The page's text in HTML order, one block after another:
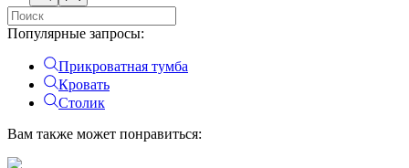
Популярные запросы:
Прикроватная тумба
Кровать
Столик
Вам также может понравиться: